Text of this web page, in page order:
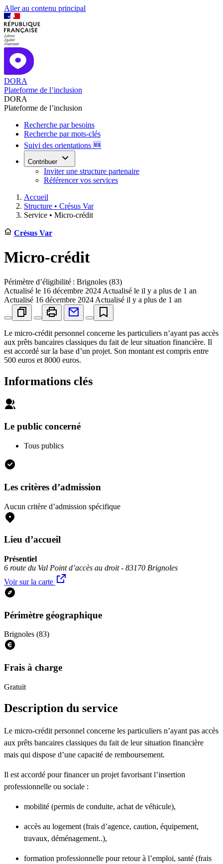
Aller au contenu principal
DORA
Plateforme de l’inclusion
DORA
Plateforme de l’inclusion
Recherche par besoins
Recherche par mots-clés
Suivi des orientations 🆕
Contribuer
Inviter une structure partenaire
Référencer vos services
Accueil
Structure • Crésus Var
Service • Micro-crédit
Crésus Var
Micro-crédit
Périmètre d’éligibilité : Brignoles (83)
Actualisé le 16 décembre 2024 Actualisé le il y a plus de 1 an
Actualisé 16 décembre 2024 Actualisé il y a plus de 1 an
Le micro-crédit personnel concerne les particuliers n’ayant pas accès
aux prêts bancaires classiques du fait de leur situation financière. Il
est accordé sur la base d’un projet. Son montant est compris entre
500 euros et 8000 euros.
Informations clés
Le public concerné
Tous publics
Les critères d’admission
Aucun critère d’admission spécifique
Lieu d’accueil
Présentiel
6 route du Val Point d’accès au droit - 83170 Brignoles
Voir sur la carte
Périmètre géographique
Brignoles (83)
Frais à charge
Gratuit
Description du service
Le micro-crédit personnel concerne les particuliers n’ayant pas accès
aux prêts bancaires classiques du fait de leur situation financière
mais qui dispose d’une capacité de remboursement.
Il est accordé pour financer un projet favorisant l’insertion
professionnelle ou sociale :
mobilité (permis de conduite, achat de véhicule),
accès au logement (frais d’agence, caution, équipement,
travaux, déménagement..),
formation professionnelle pour retour à l’emploi, santé (frais